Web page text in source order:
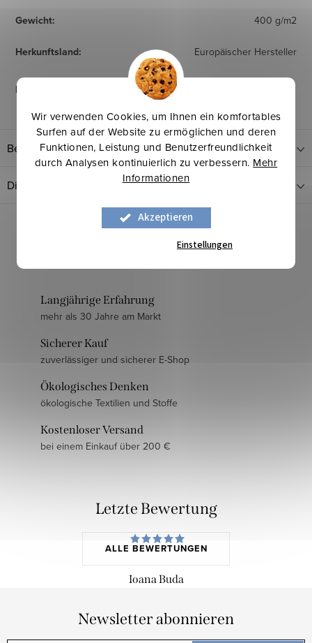
Wir verwenden Cookies, um Ihnen ein komfortables
Surfen auf der Website zu ermöglichen und deren
Funktionen, Leistung und Benutzerfreundlichkeit
durch Analysen kontinuierlich zu verbessern. Mehr
Informationen
Akzeptieren
Einstellungen
Gewicht: 400 g/m2
Herkunftsland: Europäischer Hersteller
Pflegehinweise
Bewertung
Diskussion
Langjährige Erfahrung
mehr als 30 Jahre am Markt
Sicherer Kauf
zuverlässiger und sicherer E-Shop
Ökologisches Denken
ökologische Textilien und Stoffe
Kostenloser Versand
bei einem Einkauf über 200 €
Letzte Bewertung
ALLE BEWERTUNGEN
Ioana Buda
Newsletter abonnieren